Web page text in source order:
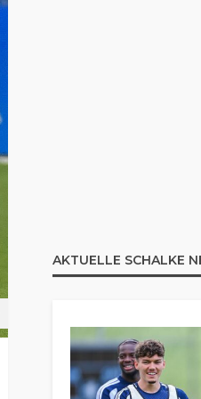
AKTUELLE SCHALKE